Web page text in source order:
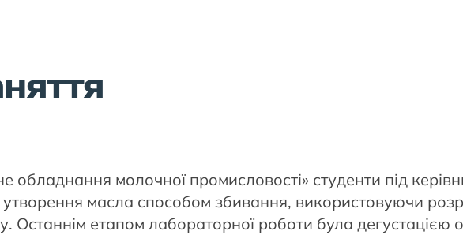
обладнання молочної промисловості» студенти під
утворення масла способом збивання, використовуючи
Останнім етапом лабораторної роботи була дегустацією